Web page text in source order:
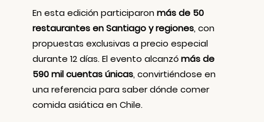
En esta edición participaron más de 50
restaurantes en Santiago y regiones, con
propuestas exclusivas a precio especial
durante 12 días. El evento alcanzómás de
590 mil cuentas únicas, convirtiéndose en
una referencia para saber dónde comer
comida asiática en Chile.